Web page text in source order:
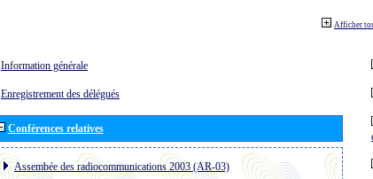
Afficher
Information générale
Enregistrement des délégués
Conférences relatives
Assembée des radiocommunications 2003 (AR-03)